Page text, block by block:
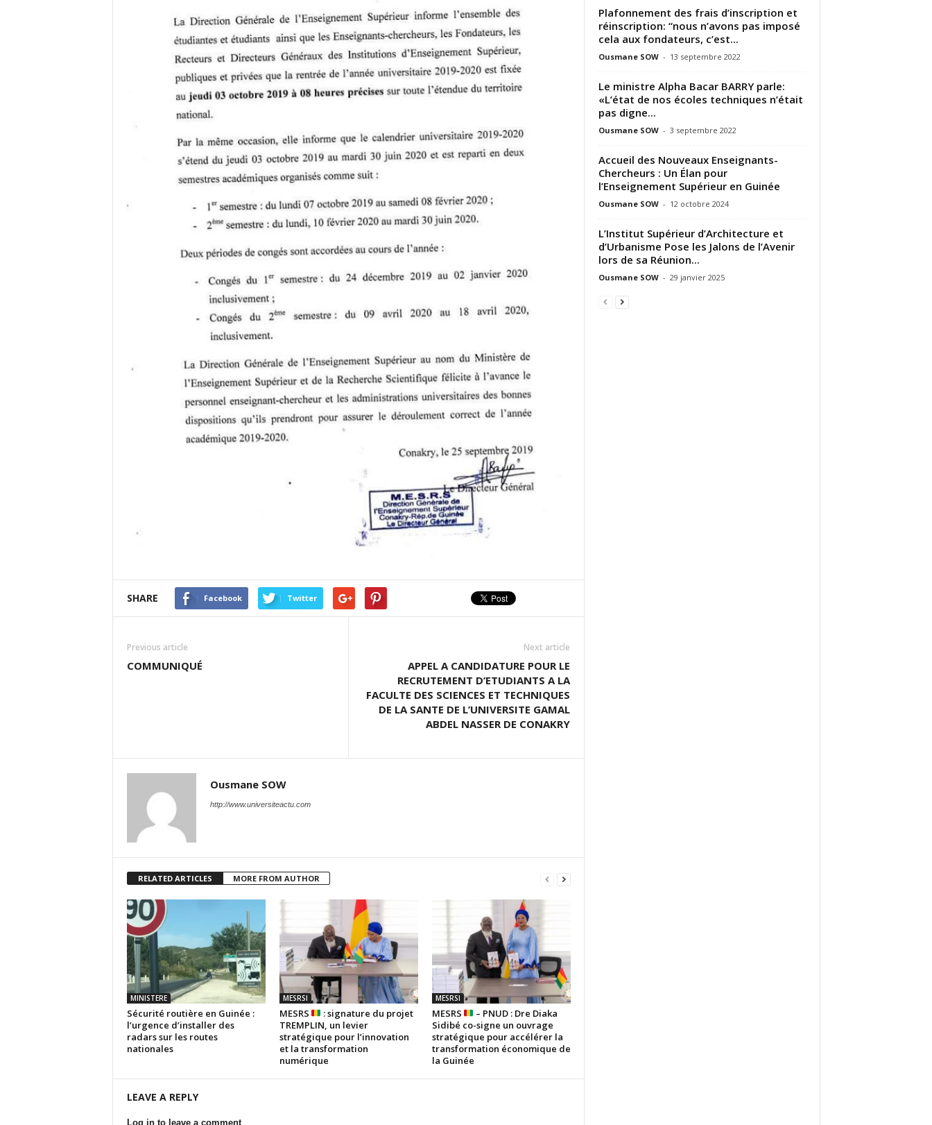
SHARE Facebook Twitter
Previous article
COMMUNIQUÉ
Next article
APPEL A CANDIDATURE POUR LE
RECRUTEMENT D’ETUDIANTS A LA
FACULTE DES SCIENCES ET TECHNIQUES
DE LA SANTE DE L’UNIVERSITE GAMAL
ABDEL NASSER DE CONAKRY
Ousmane SOW
http://www.universiteactu.com
RELATED ARTICLES MORE FROM AUTHOR
MINISTERE
Sécurité routière en Guinée :
l’urgence d’installer des
radars sur les routes
nationales
MESRSI
MESRS
: signature du projet
TREMPLIN, un levier
stratégique pour l’innovation
et la transformation
numérique
MESRSI
MESRS
– PNUD : Dre Diaka
Sidibé co-signe un ouvrage
stratégique pour accélérer la
transformation économique de
la Guinée
LEAVE A REPLY
Log in to leave a comment
Plafonnement des frais d’inscription et
réinscription: “nous n’avons pas imposé
cela aux fondateurs, c’est...
Ousmane SOW - 13 septembre 2022
Le ministre Alpha Bacar BARRY parle:
«L’état de nos écoles techniques n’était
pas digne...
Ousmane SOW - 3 septembre 2022
Accueil des Nouveaux Enseignants-
Chercheurs : Un Élan pour
l’Enseignement Supérieur en Guinée
Ousmane SOW - 12 octobre 2024
L’Institut Supérieur d’Architecture et
d’Urbanisme Pose les Jalons de l’Avenir
lors de sa Réunion...
Ousmane SOW - 29 janvier 2025